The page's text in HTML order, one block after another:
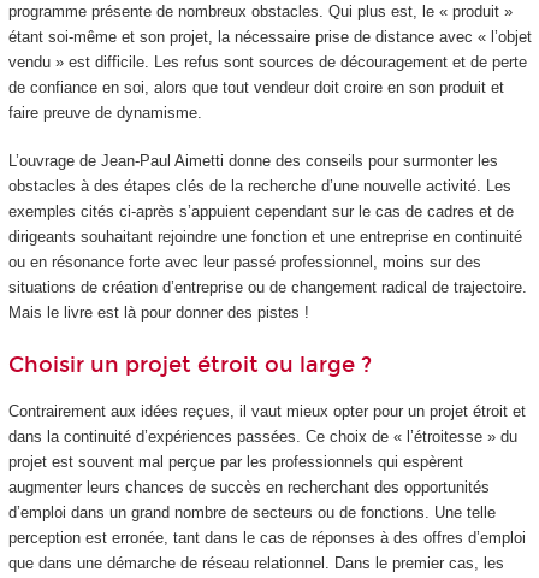
programme présente de nombreux obstacles. Qui plus est, le « produit »
étant soi-même et son projet, la nécessaire prise de distance avec « l’objet
vendu » est difficile. Les refus sont sources de découragement et de perte
de confiance en soi, alors que tout vendeur doit croire en son produit et
faire preuve de dynamisme.
L’ouvrage de Jean-Paul Aimetti donne des conseils pour surmonter les
obstacles à des étapes clés de la recherche d’une nouvelle activité. Les
exemples cités ci-après s’appuient cependant sur le cas de cadres et de
dirigeants souhaitant rejoindre une fonction et une entreprise en continuité
ou en résonance forte avec leur passé professionnel, moins sur des
situations de création d’entreprise ou de changement radical de trajectoire.
Mais le livre est là pour donner des pistes !
Choisir un projet étroit ou large ?
Contrairement aux idées reçues, il vaut mieux opter pour un projet étroit et
dans la continuité d’expériences passées. Ce choix de « l’étroitesse » du
projet est souvent mal perçue par les professionnels qui espèrent
augmenter leurs chances de succès en recherchant des opportunités
d’emploi dans un grand nombre de secteurs ou de fonctions. Une telle
perception est erronée, tant dans le cas de réponses à des offres d’emploi
que dans une démarche de réseau relationnel. Dans le premier cas, les